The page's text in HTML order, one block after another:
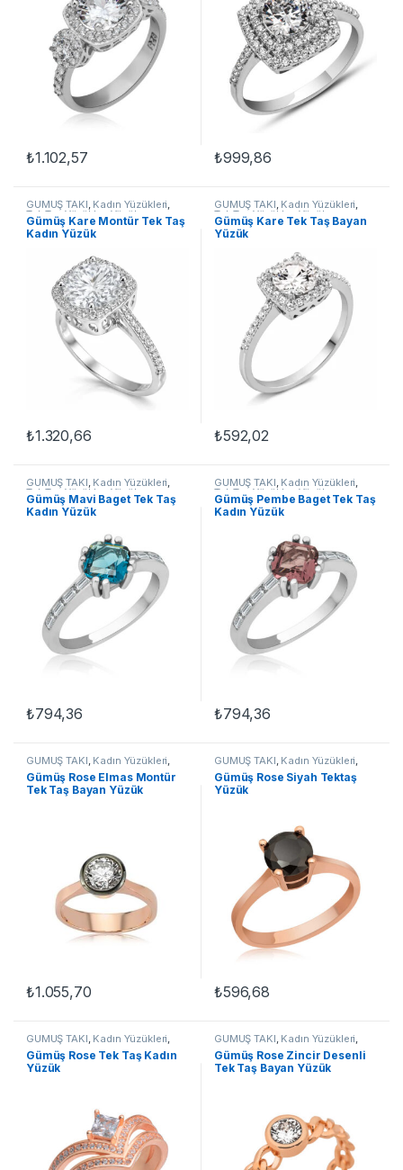
₺1.102,57
Bu ürünün birden fazla varyasyonu var. Seçenekler ürün
₺999,86
Bu ürünün birden fazla
GÜMÜŞ TAKI, Kadın Yüzükleri,
Tek Taş Yüzükler, Yüzük
Gümüş Kare Montür Tek Taş
Kadın Yüzük
₺1.320,66
Bu ürünün birden fazla varyasyonu var. Seçenekler ürün
GÜMÜŞ TAKI, Kadın Yüzükleri,
Tek Taş Yüzükler, Yüzük
Gümüş Kare Tek Taş Bayan
Yüzük
₺592,02
Bu ürünün birden fazla
GÜMÜŞ TAKI, Kadın Yüzükleri,
Tek Taş Yüzükler Yüzük
Gümüş Mavi Baget Tek Taş
Kadın Yüzük
₺794,36
Bu ürünün birden fazla varyasyonu var. Seçenekler ürün
GÜMÜŞ TAKI, Kadın Yüzükleri,
Tek Taş Yüzükler Yüzük
Gümüş Pembe Baget Tek Taş
Kadın Yüzük
₺794,36
Bu ürünün birden fazla
GÜMÜŞ TAKI, Kadın Yüzükleri,
Tek Taş Yüzükler, Yüzük
Gümüş Rose Elmas Montür
Tek Taş Bayan Yüzük
₺1.055,70
Bu ürünün birden fazla varyasyonu var. Seçenekler ürün
GÜMÜŞ TAKI, Kadın Yüzükleri,
Tek Taş Yüzükler, Yüzük
Gümüş Rose Siyah Tektaş
Yüzük
₺596,68
Bu ürünün birden fazla
GÜMÜŞ TAKI Kadın Yüzükleri
Tek Taş Yüzükler
Gümüş Rose Tek Taş Kadın
Yüzük
GÜMÜŞ TAKI Kadın Yüzükleri
Tek Taş Yüzükler , Yüzük
Gümüş Rose Zincir Desenli
Tek Taş Bayan Yüzük